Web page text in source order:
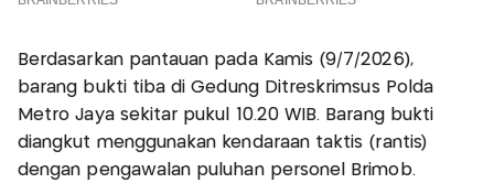
Berdasarkan pantauan pada Kamis (9/7/2026),
barang bukti tiba di Gedung Ditreskrimsus Polda
Metro Jaya sekitar pukul 10.20 WIB. Barang bukti
diangkut menggunakan kendaraan taktis (rantis)
dengan pengawalan puluhan personel Brimob.